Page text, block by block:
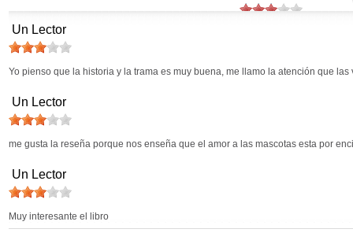
Un Lector
Yo pienso que la historia y la trama es muy buena, me llamo la atención que
Un Lector
me gusta la reseña porque nos enseña que el amor a las mascotas esta por
Un Lector
Muy interesante el libro